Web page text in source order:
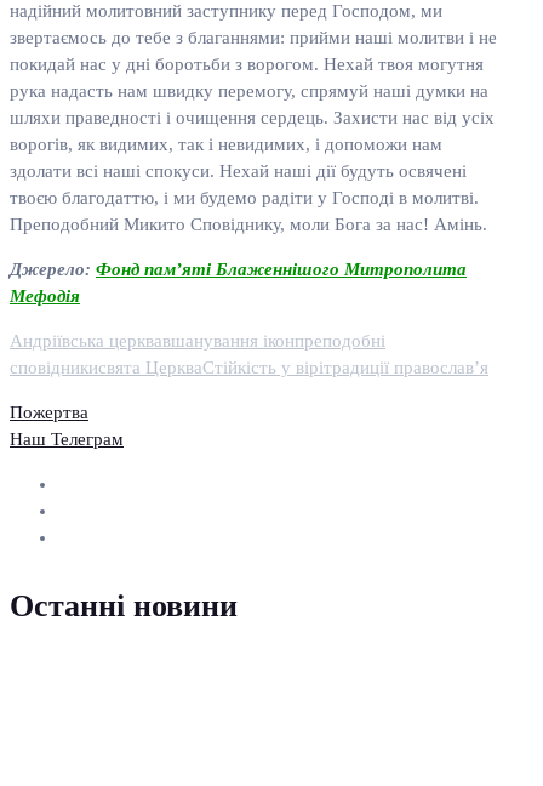
надійний молитовний заступнику перед Господом, ми
звертаємось до тебе з благаннями: прийми наші молитви і не
покидай нас у дні боротьби з ворогом. Нехай твоя могутня
рука надасть нам швидку перемогу, спрямуй наші думки на
шляхи праведності і очищення сердець. Захисти нас від усіх
ворогів, як видимих, так і невидимих, і допоможи нам
здолати всі наші спокуси. Нехай наші дії будуть освячені
твоєю благодаттю, і ми будемо радіти у Господі в молитві.
Преподобний Микито Сповіднику, моли Бога за нас! Амінь.
Джерело: Фонд пам’яті Блаженнішого Митрополита
Мефодія
Андріївська церквавшанування іконпреподобні
сповідникисвята ЦеркваСтійкість у вірітрадиції православ’я
Пожертва
Наш Телеграм
Останні новини